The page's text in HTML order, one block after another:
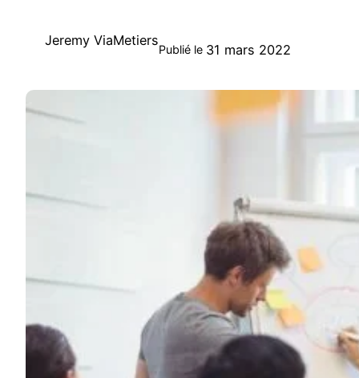
Jeremy ViaMetiers
Publié le 31 mars 2022